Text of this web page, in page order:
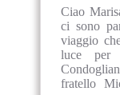
Ciao
ci sono
viaggio
luce
fratello